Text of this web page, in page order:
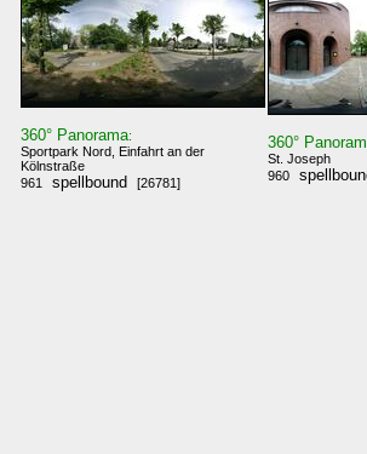
360° Panorama:
Sportpark Nord, Einfahrt an der
Kölnstraße
961
spellbound [26781]
360°
St. Joseph
960